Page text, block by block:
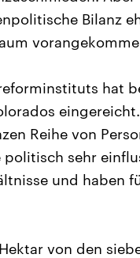
Bilanz
hat
Reihe von
sehr
und haben
von den